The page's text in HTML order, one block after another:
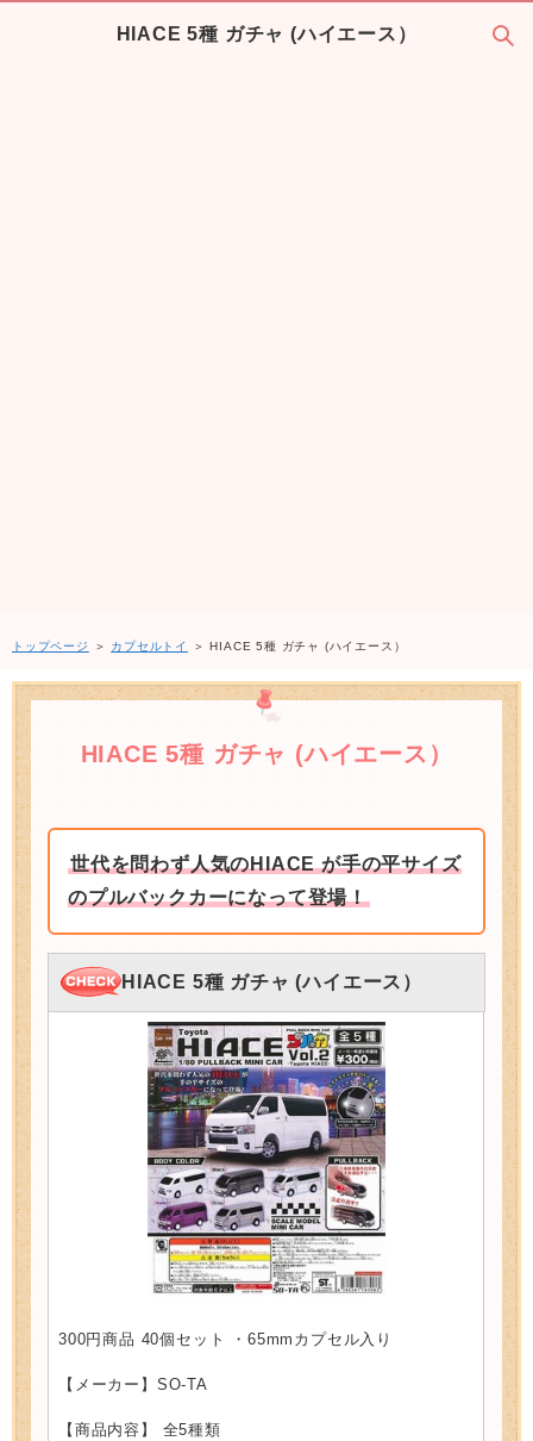
HIACE 5種 ガチャ (ハイエース）
トップページ ＞ カプセルトイ ＞ HIACE 5種 ガチャ (ハイエース）
HIACE 5種 ガチャ (ハイエース）
世代を問わず人気のHIACE が手の平サイズ
のプルバックカーになって登場！
HIACE 5種 ガチャ (ハイエース）
300円商品 40個セット ・65mmカプセル入り
【メーカー】SO-TA
【商品内容】 全5種類